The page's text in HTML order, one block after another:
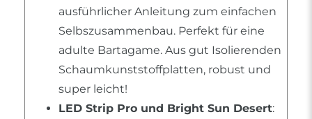
ausführlicher Anleitung zum einfachen
Selbszusammenbau. Perfekt für eine
adulte Bartagame. Aus gut Isolierenden
Schaumkunststoffplatten, robust und
super leicht!
LED Strip Pro und Bright Sun Desert: